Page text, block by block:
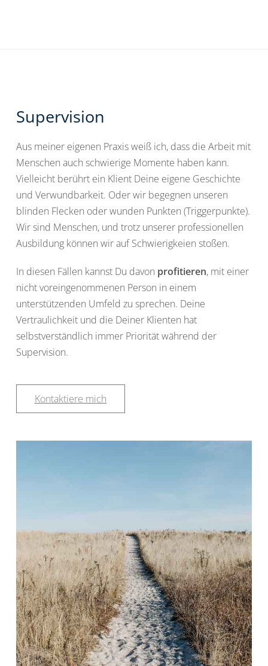
Supervision
Aus meiner eigenen Praxis weiß ich, dass die Arbeit mit
Menschen auch schwierige Momente haben kann.
Vielleicht berührt ein Klient Deine eigene Geschichte
und Verwundbarkeit. Oder wir begegnen unseren
blinden Flecken oder wunden Punkten (Triggerpunkte).
Wir sind Menschen, und trotz unserer professionellen
Ausbildung können wir auf Schwierigkeien stoßen.
In diesen Fällen kannst Du davon profitieren, mit einer
nicht voreingenommenen Person in einem
unterstützenden Umfeld zu sprechen. Deine
Vertraulichkeit und die Deiner Klienten hat
selbstverständlich immer Priorität während der
Supervision.
Kontaktiere mich